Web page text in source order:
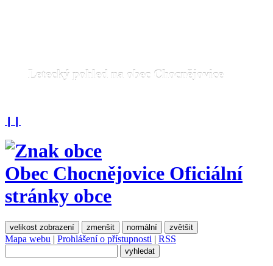
Letecký pohled na obec Chocnějovice
Obec Chocnějovice Oficiální
stránky obce
velikost zobrazení zmenšit normální zvětšit
Mapa webu | Prohlášení o přístupnosti | RSS